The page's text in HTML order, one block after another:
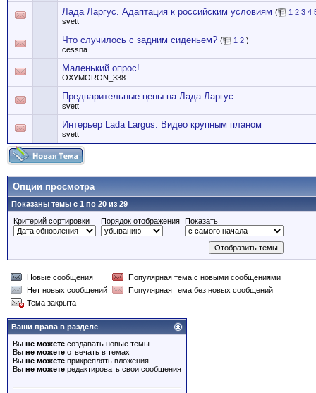
Лада Ларгус. Адаптация к российским условиям ( 1 2 3 4
svett
Что случилось с задним сиденьем? ( 1 2 )
cessna
Маленький опрос!
OXYMORON_338
Предварительные цены на Лада Ларгус
svett
Интерьер Lada Largus. Видео крупным планом
svett
Опции просмотра
Показаны темы с 1 по 20 из 29
Критерий сортировки
Порядок отображения Показать
Новые сообщения
Популярная тема с новыми сообщениями
Нет новых сообщений
Популярная тема без новых сообщений
Тема закрыта
Ваши права в разделе
Вы не можете создавать новые темы
Вы не можете отвечать в темах
Вы не можете прикреплять вложения
Вы не можете редактировать свои сообщения